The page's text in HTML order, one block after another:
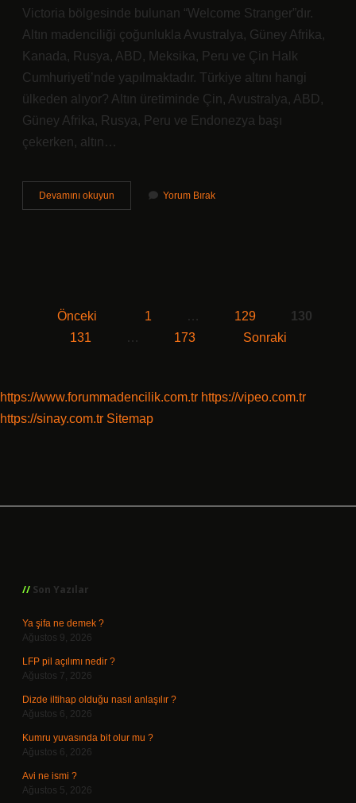
Victoria bölgesinde bulunan “Welcome Stranger”dır.
Altın madenciliği çoğunlukla Avustralya, Güney Afrika,
Kanada, Rusya, ABD, Meksika, Peru ve Çin Halk
Cumhuriyeti’nde yapılmaktadır. Türkiye altını hangi
ülkeden alıyor? Altın üretiminde Çin, Avustralya, ABD,
Güney Afrika, Rusya, Peru ve Endonezya başı
çekerken, altın…
Devamını okuyun Dünyada
Altın
Yorum Bırak
Önceki 1 … 129
130
131
… 173 Sonraki
https://www.forummadencilik.com.tr https://vipeo.com.tr
https://sinay.com.tr Sitemap
Son Yazılar
Ya şifa ne demek ?
Ağustos 9, 2026
LFP pil açılımı nedir ?
Ağustos 7, 2026
Dizde iltihap olduğu nasıl anlaşılır ?
Ağustos 6, 2026
Kumru yuvasında bit olur mu ?
Ağustos 6, 2026
Avi ne ismi ?
Ağustos 5, 2026